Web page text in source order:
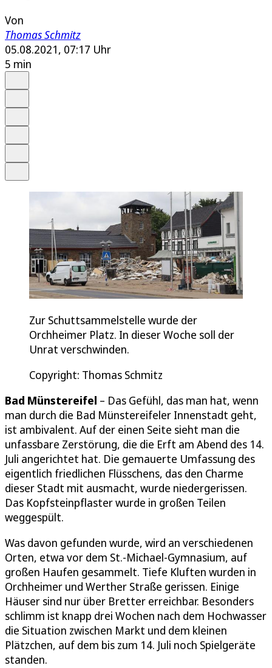
Von
Thomas Schmitz
05.08.2021, 07:17 Uhr
5 min
Zur Schuttsammelstelle wurde der
Orchheimer Platz. In dieser Woche soll der
Unrat verschwinden.
Copyright: Thomas Schmitz
Bad Münstereifel – Das Gefühl, das man hat, wenn
man durch die Bad Münstereifeler Innenstadt geht,
ist ambivalent. Auf der einen Seite sieht man die
unfassbare Zerstörung, die die Erft am Abend des 14.
Juli angerichtet hat. Die gemauerte Umfassung des
eigentlich friedlichen Flüsschens, das den Charme
dieser Stadt mit ausmacht, wurde niedergerissen.
Das Kopfsteinpflaster wurde in großen Teilen
weggespült.
Was davon gefunden wurde, wird an verschiedenen
Orten, etwa vor dem St.-Michael-Gymnasium, auf
großen Haufen gesammelt. Tiefe Kluften wurden in
Orchheimer und Werther Straße gerissen. Einige
Häuser sind nur über Bretter erreichbar. Besonders
schlimm ist knapp drei Wochen nach dem Hochwasser
die Situation zwischen Markt und dem kleinen
Plätzchen, auf dem bis zum 14. Juli noch Spielgeräte
standen.